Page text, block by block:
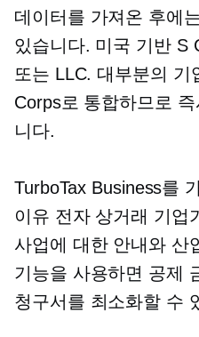
데이터를 가져온 후에
있습니다. 미국 기반S
또는 LLC. 대부분의 기
Corps로 통합하므로
니다.
TurboTax Business를
이유 전자 상거래 기업
사업에 대한 안내와 산
기능을 사용하면 공제
청구서를 최소화할 수